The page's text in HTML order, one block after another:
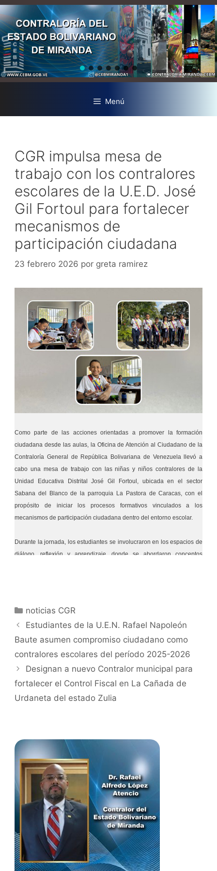
Menú
CGR impulsa mesa de
trabajo con los contralores
escolares de la U.E.D. José
Gil Fortoul para fortalecer
mecanismos de
participación ciudadana
23 febrero 2026 por greta ramirez
Como parte de las acciones orientadas a promover la formación
ciudadana desde las aulas, la Oficina de Atención al Ciudadano de la
Contraloría General de República Bolivariana de Venezuela llevó a
cabo una mesa de trabajo con las niñas y niños contralores de la
Unidad Educativa Distrital José Gil Fortoul, ubicada en el sector
Sabana del Blanco de la parroquia La Pastora de Caracas, con el
propósito de iniciar los procesos formativos vinculados a los
mecanismos de participación ciudadana dentro del entorno escolar.
Durante la jornada, los estudiantes se involucraron en los espacios de
diálogo, reflexión y aprendizaje, donde se abordaron conceptos
fortalecer una participación responsable en la construcción de una
comunidad más organizada y consciente.
La mesa de trabajo estuvo orientada a fortalecer las capacidades de
los contralores escolares, brindándoles herramientas prácticas para
corresponsabilidad, la convivencia y el compromiso colectivo.
Asimismo, se resaltó el papel protagónico de la niñez como agentes de
La Contraloría General de la República Bolivariana de Venezuela
continúa fomentando el sentido de integridad en las nuevas
generaciones.
noticias CGR
Estudiantes de la U.E.N. Rafael Napoleón
Baute asumen compromiso ciudadano como
contralores escolares del período 2025-2026
Designan a nuevo Contralor municipal para
fortalecer el Control Fiscal en La Cañada de
Urdaneta del estado Zulia